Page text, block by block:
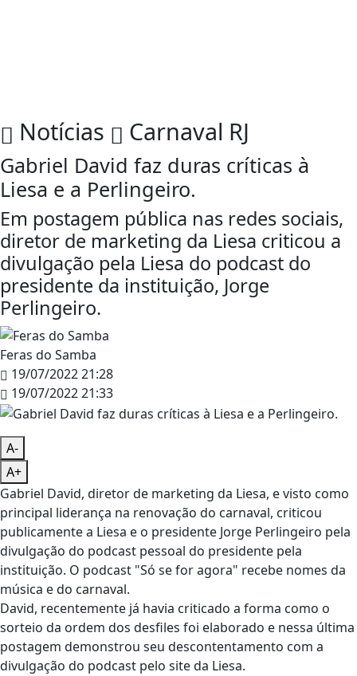
Notícias Carnaval RJ
Gabriel David faz duras críticas à
Liesa e a Perlingeiro.
Em postagem pública nas redes sociais,
diretor de marketing da Liesa criticou a
divulgação pela Liesa do podcast do
presidente da instituição, Jorge
Perlingeiro.
Feras do Samba
19/07/2022 21:28
19/07/2022 21:33
A-
A+
Gabriel David, diretor de marketing da Liesa, e visto como
principal liderança na renovação do carnaval, criticou
publicamente a Liesa e o presidente Jorge Perlingeiro pela
divulgação do podcast pessoal do presidente pela
instituição. O podcast "Só se for agora" recebe nomes da
música e do carnaval.
David, recentemente já havia criticado a forma como o
sorteio da ordem dos desfiles foi elaborado e nessa última
postagem demonstrou seu descontentamento com a
divulgação do podcast pelo site da Liesa.